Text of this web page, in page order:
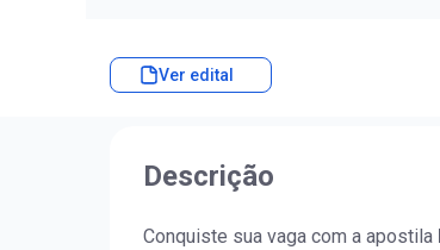
Ver edital
Descrição
Conquiste sua vaga com a apostila